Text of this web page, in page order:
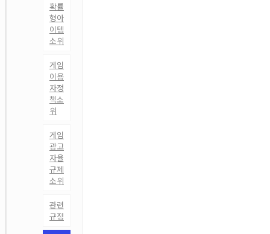
확률
형아
이템
소위
게임
이용
자정
책소
위
게임
광고
자율
규제
소위
관련
규정